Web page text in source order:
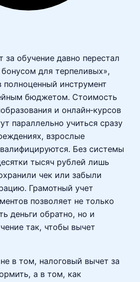
за обучение давно перестал
для терпеливых»,
полноценный инструмент
бюджетом. Стоимость
и онлайн‑курсов
параллельно учиться сразу
взрослые
Без системы
тысяч рублей лишь
чек или забыли
Грамотный учет
позволяет не только
деньги обратно, но и
так, чтобы вычет
в том, налоговый вычет за
а в том, как